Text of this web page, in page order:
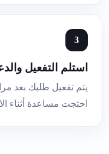
استلم التفعيل
يتم تفعيل طلبك بعد
احتجت مساعدة أثناء